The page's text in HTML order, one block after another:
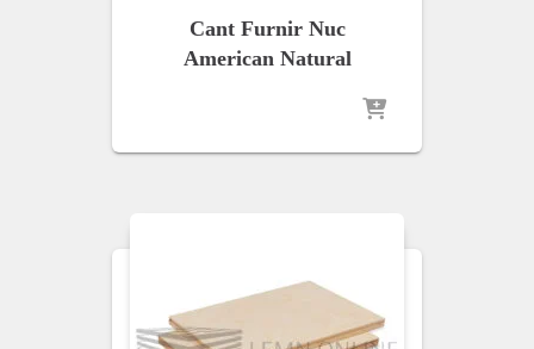
Cant Furnir Nuc
American Natural